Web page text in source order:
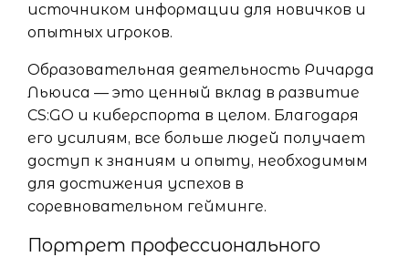
источником информации для новичков и
опытных игроков.
Образовательная деятельность Ричарда
Льюиса — это ценный вклад в развитие
CS:GO и киберспорта в целом. Благодаря
его усилиям, все больше людей получает
доступ к знаниям и опыту, необходимым
для достижения успехов в
соревновательном гейминге.
Портрет профессионального